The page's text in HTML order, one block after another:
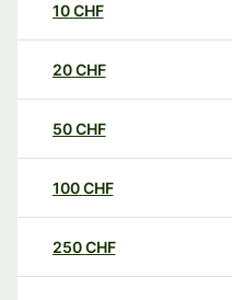
10CHF
20CHF
50CHF
100CHF
250CHF